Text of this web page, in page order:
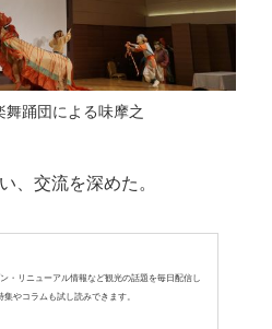
舞踊団による味摩之
、交流を深めた。
・リニューアル情報など観光の話題を毎日配信し
やコラムも試し読みできます。